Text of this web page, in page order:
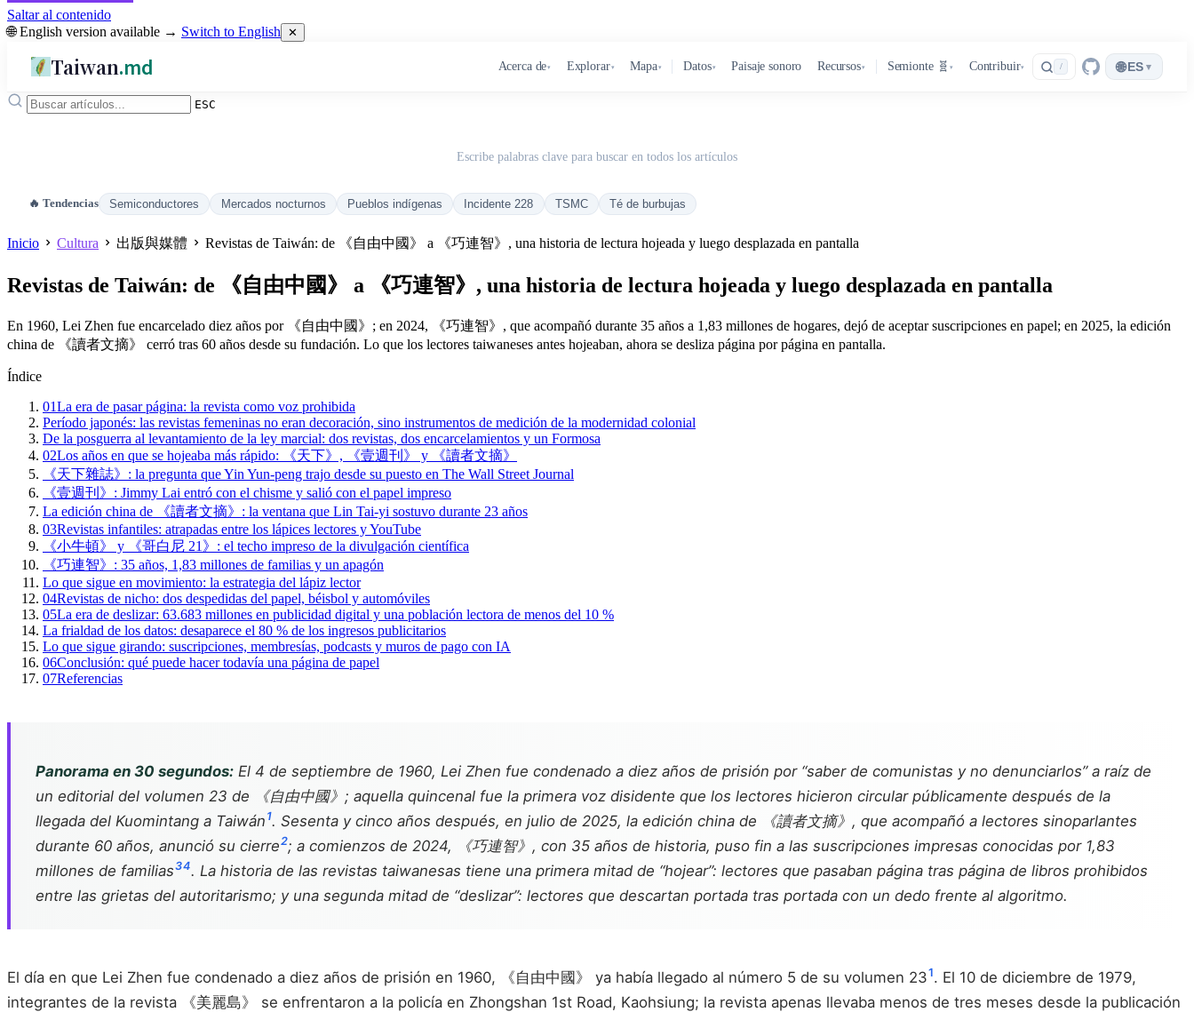
Saltar al contenido
🌐 English version available → Switch to English ✕
Taiwan.md Acerca de▾ Explorar▾ Mapa▾ Datos▾ Paisaje sonoro Recursos▾ Semionte 🧬 ▾ Contribuir▾ / 🌐 ES ▾
ESC
Escribe palabras clave para buscar en todos los artículos
🔥 Tendencias Semiconductores Mercados nocturnos Pueblos indígenas Incidente 228 TSMC Té de burbujas
Inicio Cultura 出版與媒體 Revistas de Taiwán: de 《自由中國》 a 《巧連智》, una historia de lectura hojeada y luego desplazada en pantalla
Revistas de Taiwán: de 《自由中國》 a 《巧連智》, una historia de lectura hojeada y luego desplazada en pantalla
En 1960, Lei Zhen fue encarcelado diez años por 《自由中國》; en 2024, 《巧連智》, que acompañó durante 35 años a 1,83 millones de hogares, dejó de aceptar suscripciones en papel; en 2025, la edición
china de 《讀者文摘》 cerró tras 60 años desde su fundación. Lo que los lectores taiwaneses antes hojeaban, ahora se desliza página por página en pantalla.
Índice
01La era de pasar página: la revista como voz prohibida
Período japonés: las revistas femeninas no eran decoración, sino instrumentos de medición de la modernidad colonial
De la posguerra al levantamiento de la ley marcial: dos revistas, dos encarcelamientos y un Formosa
02Los años en que se hojeaba más rápido: 《天下》, 《壹週刊》 y 《讀者文摘》
《天下雜誌》: la pregunta que Yin Yun-peng trajo desde su puesto en The Wall Street Journal
《壹週刊》: Jimmy Lai entró con el chisme y salió con el papel impreso
La edición china de 《讀者文摘》: la ventana que Lin Tai-yi sostuvo durante 23 años
03Revistas infantiles: atrapadas entre los lápices lectores y YouTube
《小牛頓》 y 《哥白尼 21》: el techo impreso de la divulgación científica
《巧連智》: 35 años, 1,83 millones de familias y un apagón
Lo que sigue en movimiento: la estrategia del lápiz lector
04Revistas de nicho: dos despedidas del papel, béisbol y automóviles
05La era de deslizar: 63.683 millones en publicidad digital y una población lectora de menos del 10 %
La frialdad de los datos: desaparece el 80 % de los ingresos publicitarios
Lo que sigue girando: suscripciones, membresías, podcasts y muros de pago con IA
06Conclusión: qué puede hacer todavía una página de papel
07Referencias
Panorama en 30 segundos: El 4 de septiembre de 1960, Lei Zhen fue condenado a diez años de prisión por “saber de comunistas y no denunciarlos” a raíz de
un editorial del volumen 23 de 《自由中國》; aquella quincenal fue la primera voz disidente que los lectores hicieron circular públicamente después de la
llegada del Kuomintang a Taiwán 1. Sesenta y cinco años después, en julio de 2025, la edición china de 《讀者文摘》, que acompañó a lectores sinoparlantes
durante 60 años, anunció su cierre2; a comienzos de 2024, 《巧連智》, con 35 años de historia, puso fin a las suscripciones impresas conocidas por 1,83
millones de familias34. La historia de las revistas taiwanesas tiene una primera mitad de “hojear”: lectores que pasaban página tras página de libros prohibidos
entre las grietas del autoritarismo; y una segunda mitad de “deslizar”: lectores que descartan portada tras portada con un dedo frente al algoritmo.
El día en que Lei Zhen fue condenado a diez años de prisión en 1960, 《自由中國》 ya había llegado al número 5 de su volumen 231. El 10 de diciembre de 1979,
integrantes de la revista 《美麗島》 se enfrentaron a la policía en Zhongshan 1st Road, Kaohsiung; la revista apenas llevaba menos de tres meses desde la publicación